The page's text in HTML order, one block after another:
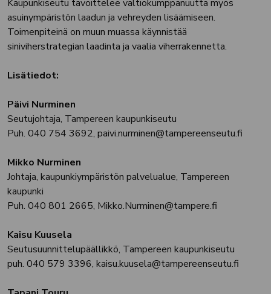
Kaupunkiseutu tavoittelee valtiokumppanuutta myös
asuinympäristön laadun ja vehreyden lisäämiseen.
Toimenpiteinä on muun muassa käynnistää
siniviherstrategian laadinta ja vaalia viherrakennetta.
Lisätiedot:
Päivi Nurminen
Seutujohtaja, Tampereen kaupunkiseutu
Puh. 040 754 3692, paivi.nurminen@tampereenseutu.fi
Mikko Nurminen
Johtaja, kaupunkiympäristön palvelualue, Tampereen
kaupunki
Puh. 040 801 2665, Mikko.Nurminen@tampere.fi
Kaisu Kuusela
Seutusuunnittelupäällikkö, Tampereen kaupunkiseutu
puh. 040 579 3396, kaisu.kuusela@tampereenseutu.fi